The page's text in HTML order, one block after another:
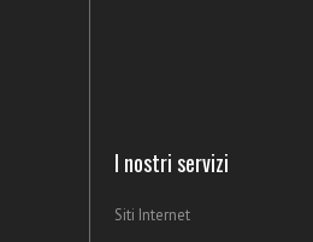
I nostri servizi
Siti Internet